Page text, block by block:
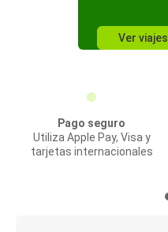
Ver viajes
Pago seguro
Utiliza Apple Pay, Visa y
tarjetas internacionales